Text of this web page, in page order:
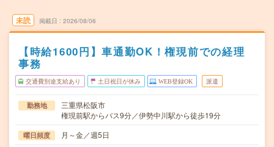
未読 掲載日 2026/08/06
【時給1600円】車通勤OK！権現前での経理
事務
交通費別途支給あり 土日祝日が休み WEB登録OK 派遣
勤務地
三重県松阪市
権現前駅からバス9分／伊勢中川駅から徒歩19分
曜日頻度 月～金／週5日